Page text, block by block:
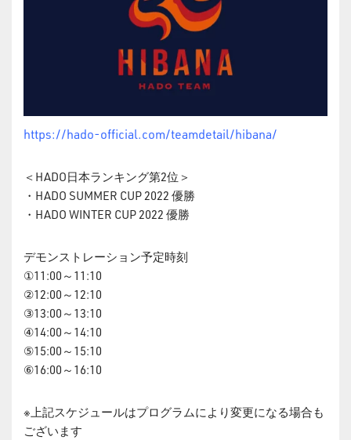
https://hado-official.com/teamdetail/hibana/
＜HADO日本ランキング第2位＞
・HADO SUMMER CUP 2022 優勝
・HADO WINTER CUP 2022 優勝
デモンストレーション予定時刻
①11:00～11:10
②12:00～12:10
③13:00～13:10
④14:00～14:10
⑤15:00～15:10
⑥16:00～16:10
※上記スケジュールはプログラムにより変更になる場合も
ございます